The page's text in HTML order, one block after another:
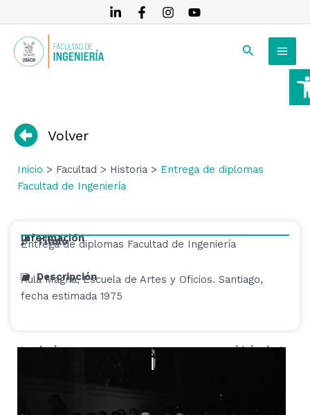
al
contenido
Buscar
Volver
Inicio > Facultad > Historia > Entrega de diplomas
Facultad de Ingeniería
Información
Título
Entrega de diplomas Facultad de Ingeniería
Descripción
Aula Magna, Escuela de Artes y Oficios. Santiago,
fecha estimada 1975
< anterior siguiente >